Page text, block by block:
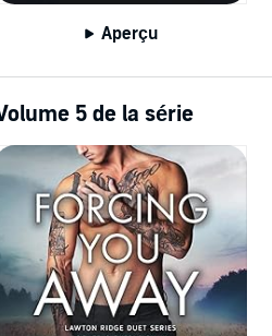
Aperçu
5 de la série